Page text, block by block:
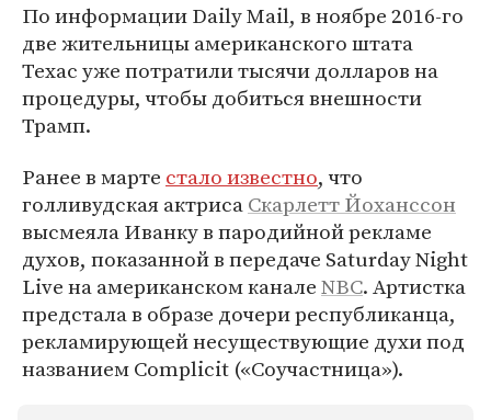
По информации Daily Mail, в ноябре 2016-го
две жительницы американского штата
Техас уже потратили тысячи долларов на
процедуры, чтобы добиться внешности
Трамп.
Ранее в марте стало известно, что
голливудская актрисаСкарлетт Йоханссон
высмеяла Иванку в пародийной рекламе
духов, показанной в передаче Saturday Night
Live на американском каналеNBC. Артистка
предстала в образе дочери республиканца,
рекламирующей несуществующие духи под
названием Complicit («Соучастница»).